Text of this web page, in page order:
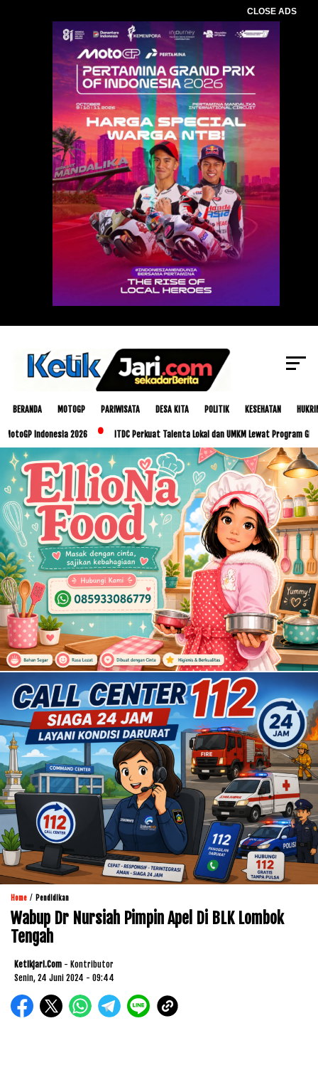
CLOSE ADS
BERANDA MOTOGP PARIWISATA DESA KITA POLITIK KESEHATAN
Indonesia 2026 ITDC Perkuat Talenta Lokal dan UMKM Lewat Program Glorious
Home / Pendidikan
Wabup Dr Nursiah Pimpin Apel Di BLK Lombok
Tengah
Ketikjari.com - Kontributor
Senin, 24 Juni 2024 - 09:44